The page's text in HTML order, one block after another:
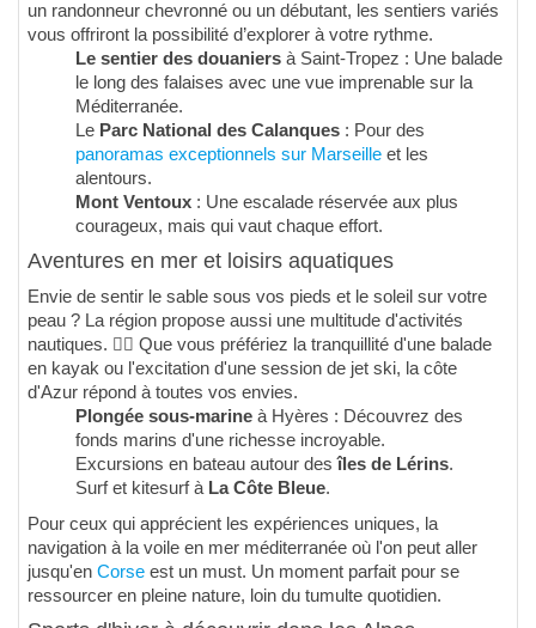
un randonneur chevronné ou un débutant, les sentiers variés
vous offriront la possibilité d’explorer à votre rythme.
Le sentier des douaniers à Saint-Tropez : Une balade
le long des falaises avec une vue imprenable sur la
Méditerranée.
Le Parc National des Calanques : Pour des
panoramas exceptionnels sur Marseille et les
alentours.
Mont Ventoux : Une escalade réservée aux plus
courageux, mais qui vaut chaque effort.
Aventures en mer et loisirs aquatiques
Envie de sentir le sable sous vos pieds et le soleil sur votre
peau ? La région propose aussi une multitude d'activités
nautiques. 🏄‍♂️ Que vous préfériez la tranquillité d'une balade
en kayak ou l'excitation d'une session de jet ski, la côte
d'Azur répond à toutes vos envies.
Plongée sous-marine à Hyères : Découvrez des
fonds marins d'une richesse incroyable.
Excursions en bateau autour desîles de Lérins.
Surf et kitesurf à La Côte Bleue.
Pour ceux qui apprécient les expériences uniques, la
navigation à la voile en mer méditerranée où l'on peut aller
jusqu'en Corse est un must. Un moment parfait pour se
ressourcer en pleine nature, loin du tumulte quotidien.